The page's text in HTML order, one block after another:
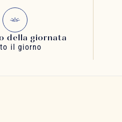
della giornata
il giorno